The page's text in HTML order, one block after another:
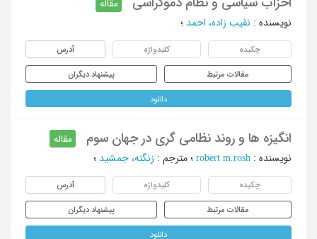
مقاله
نویسنده : نقیب زاده، احمد ؛
چکیده کلیدواژه آدرس
مقالات مرتبط پیشنهاد دیگران
دانلود
انگیزه ها و روند نظامی گری در جهان سوم
مقاله
نویسنده :
robert m.rosh ؛ مترجم : زنگنه، جمشید ؛
چکیده کلیدواژه آدرس
مقالات مرتبط پیشنهاد دیگران
دانلود